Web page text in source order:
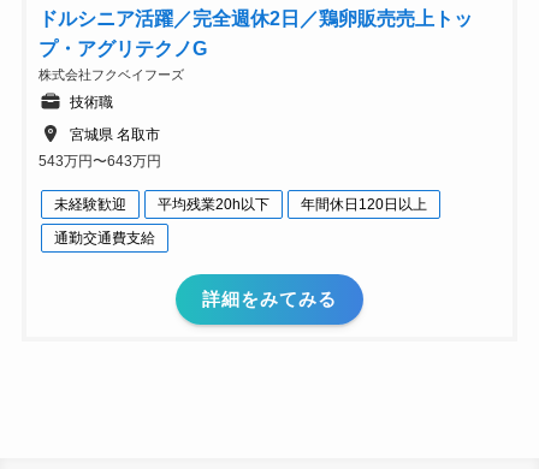
ドルシニア活躍／完全週休2日／鶏卵販売売上トッ
プ・アグリテクノG
株式会社フクベイフーズ
技術職
宮城県 名取市
543万円〜643万円
未経験歓迎 平均残業20h以下
年間休日120日以上
通勤交通費支給
詳細をみてみる